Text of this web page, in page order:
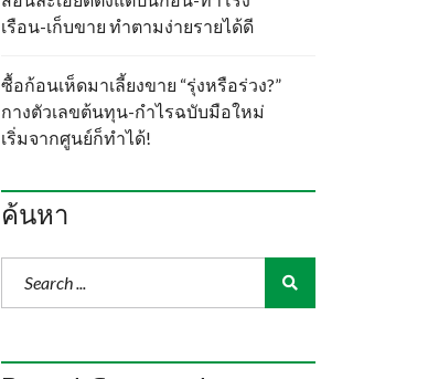
เรือน-เก็บขาย ทำตามง่ายรายได้ดี
ซื้อก้อนเห็ดมาเลี้ยงขาย “รุ่งหรือร่วง?”
กางตัวเลขต้นทุน-กำไรฉบับมือใหม่
เริ่มจากศูนย์ก็ทำได้!
ค้นหา